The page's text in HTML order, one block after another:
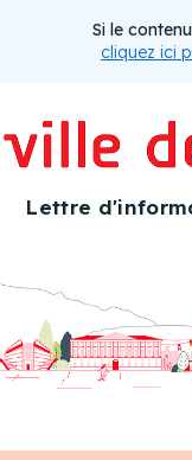
Si le
cliquez ici
Lettre